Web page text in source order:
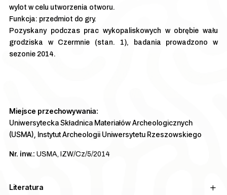
wylot w celu utworzenia otworu.
Funkcja: przedmiot do gry.
Pozyskany podczas prac wykopaliskowych w obrębie wału
grodziska w Czermnie (stan. 1), badania prowadzono w
sezonie 2014.
Miejsce przechowywania:
Uniwersytecka Składnica Materiałów Archeologicznych
(USMA), Instytut Archeologii Uniwersytetu Rzeszowskiego
Nr. inw.: USMA, IZW/Cz/5/2014
Literatura